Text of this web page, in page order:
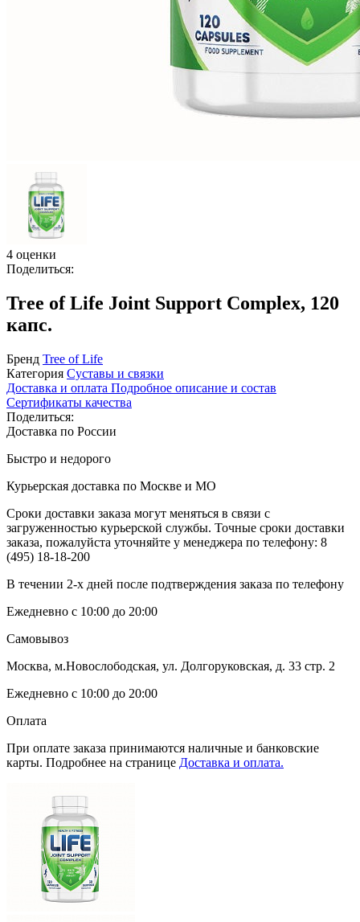
4 оценки
Поделиться:
Tree of Life Joint Support Complex, 120
капс.
Бренд Tree of Life
Категория Суставы и связки
Доставка и оплата Подробное описание и состав
Сертификаты качества
Поделиться:
Доставка по России
Быстро и недорого
Курьерская доставка по Москве и МО
Сроки доставки заказа могут меняться в связи с
загруженностью курьерской службы. Точные сроки доставки
заказа, пожалуйста уточняйте у менеджера по телефону: 8
(495) 18-18-200
В течении 2-х дней после подтверждения заказа по телефону
Ежедневно с 10:00 до 20:00
Самовывоз
Москва, м.Новослободская, ул. Долгоруковская, д. 33 стр. 2
Ежедневно с 10:00 до 20:00
Оплата
При оплате заказа принимаются наличные и банковские
карты. Подробнее на странице Доставка и оплата.